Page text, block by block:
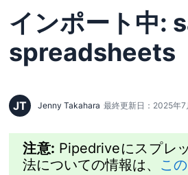
インポート中:
spreadsheets
JT Jenny Takahara 最終更新日：2025年7
注意: Pipedriveにスプレ
法についての情報は、 こ